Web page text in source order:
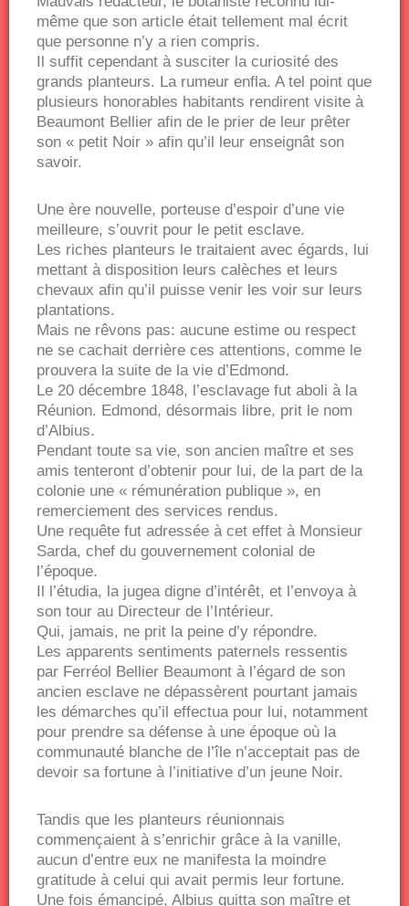
même que son article était tellement mal écrit
que personne n’y a rien compris.
Il suffit cependant à susciter la curiosité des
grands planteurs. La rumeur enfla. A tel point que
plusieurs honorables habitants rendirent visite à
Beaumont Bellier afin de le prier de leur prêter
son « petit Noir » afin qu’il leur enseignât son
savoir.
Une ère nouvelle, porteuse d’espoir d’une vie
meilleure, s’ouvrit pour le petit esclave.
Les riches planteurs le traitaient avec égards, lui
mettant à disposition leurs calèches et leurs
chevaux afin qu’il puisse venir les voir sur leurs
plantations.
Mais ne rêvons pas: aucune estime ou respect
ne se cachait derrière ces attentions, comme le
prouvera la suite de la vie d’Edmond.
Le 20 décembre 1848, l’esclavage fut aboli à la
Réunion. Edmond, désormais libre, prit le nom
d’Albius.
Pendant toute sa vie, son ancien maître et ses
amis tenteront d’obtenir pour lui, de la part de la
colonie une « rémunération publique », en
remerciement des services rendus.
Une requête fut adressée à cet effet à Monsieur
Sarda, chef du gouvernement colonial de
l’époque.
Il l’étudia, la jugea digne d’intérêt, et l’envoya à
son tour au Directeur de l’Intérieur.
Qui, jamais, ne prit la peine d’y répondre.
Les apparents sentiments paternels ressentis
par Ferréol Bellier Beaumont à l’égard de son
ancien esclave ne dépassèrent pourtant jamais
les démarches qu’il effectua pour lui, notamment
pour prendre sa défense à une époque où la
communauté blanche de l’île n’acceptait pas de
devoir sa fortune à l’initiative d’un jeune Noir.
Tandis que les planteurs réunionnais
commençaient à s’enrichir grâce à la vanille,
aucun d’entre eux ne manifesta la moindre
gratitude à celui qui avait permis leur fortune.
Une fois émancipé, Albius quitta son maître et